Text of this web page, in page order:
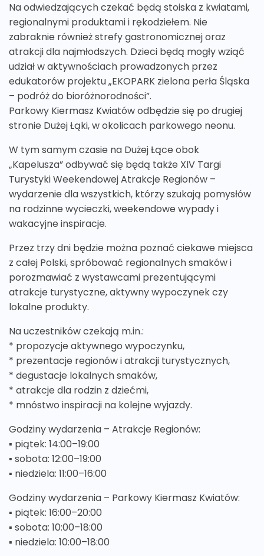
Na odwiedzających czekać będą stoiska z kwiatami,
regionalnymi produktami i rękodziełem. Nie
zabraknie również strefy gastronomicznej oraz
atrakcji dla najmłodszych. Dzieci będą mogły wziąć
udział w aktywnościach prowadzonych przez
edukatorów projektu „EKOPARK zielona perła Śląska
– podróż do bioróżnorodności”.
Parkowy Kiermasz Kwiatów odbędzie się po drugiej
stronie Dużej Łąki, w okolicach parkowego neonu.
W tym samym czasie na Dużej Łące obok
„Kapelusza” odbywać się będą także XIV Targi
Turystyki Weekendowej Atrakcje Regionów –
wydarzenie dla wszystkich, którzy szukają pomysłów
na rodzinne wycieczki, weekendowe wypady i
wakacyjne inspiracje.
Przez trzy dni będzie można poznać ciekawe miejsca
z całej Polski, spróbować regionalnych smaków i
porozmawiać z wystawcami prezentującymi
atrakcje turystyczne, aktywny wypoczynek czy
lokalne produkty.
Na uczestników czekają m.in.:
* propozycje aktywnego wypoczynku,
* prezentacje regionów i atrakcji turystycznych,
* degustacje lokalnych smaków,
* atrakcje dla rodzin z dziećmi,
* mnóstwo inspiracji na kolejne wyjazdy.
Godziny wydarzenia – Atrakcje Regionów:
▪️ piątek: 14:00–19:00
▪️ sobota: 12:00–19:00
▪️ niedziela: 11:00–16:00
Godziny wydarzenia – Parkowy Kiermasz Kwiatów:
▪️ piątek: 16:00–20:00
▪️ sobota: 10:00–18:00
▪️ niedziela: 10:00–18:00